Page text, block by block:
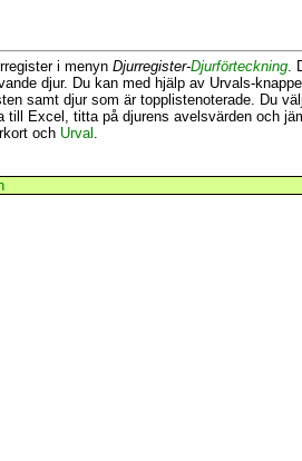
i menynDjurregister-Djurförteckning.
djur. Du kan med hjälp av Urvals-
samt djur som är topplistenoterade. Du
till Excel, titta på djurens avelsvärden och
och Urval .